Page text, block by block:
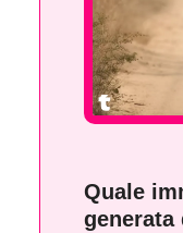
Quale
generata